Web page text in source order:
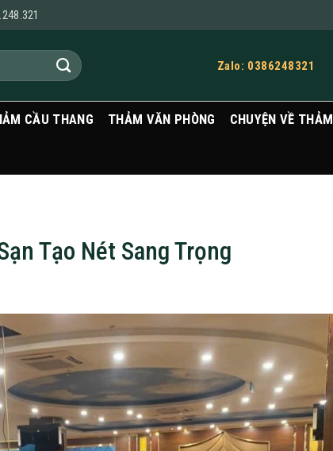
Zalo: 0386248321
CẦU THANG THẢM VĂN PHÒNG CHUYỆN VỀ THẢM
Tạo Nét Sang Trọng